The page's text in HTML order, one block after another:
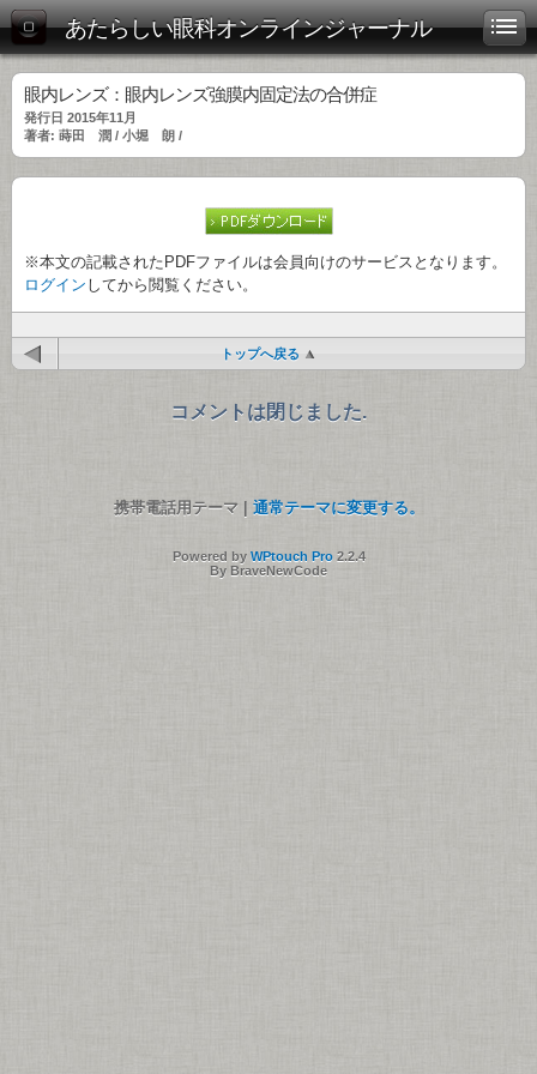
あたらしい眼科オンラインジャーナル
眼内レンズ：眼内レンズ強膜内固定法の合併症
発行日 2015年11月
著者: 蒔田 潤 / 小堀 朗 /
※本文の記載されたPDFファイルは会員向けのサービスとなります。
ログイン してから閲覧ください。
トップへ戻る
コメントは閉じました.
携帯電話用テーマ | 通常テーマに変更する。
Powered by WPtouch Pro2.2.4
By BraveNewCode